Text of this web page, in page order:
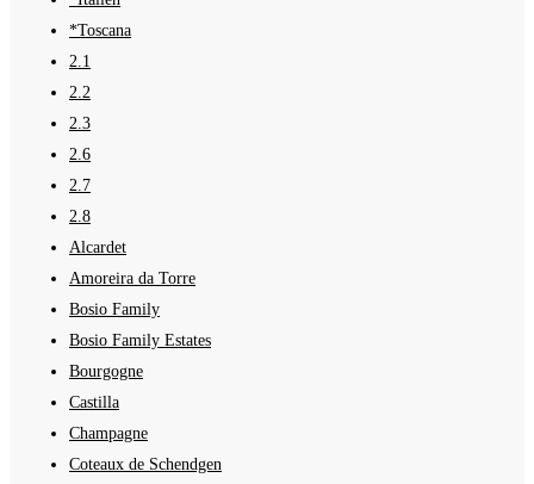
*Toscana
2.1
2.2
2.3
2.6
2.7
2.8
Alcardet
Amoreira da Torre
Bosio Family
Bosio Family Estates
Bourgogne
Castilla
Champagne
Coteaux de Schendgen